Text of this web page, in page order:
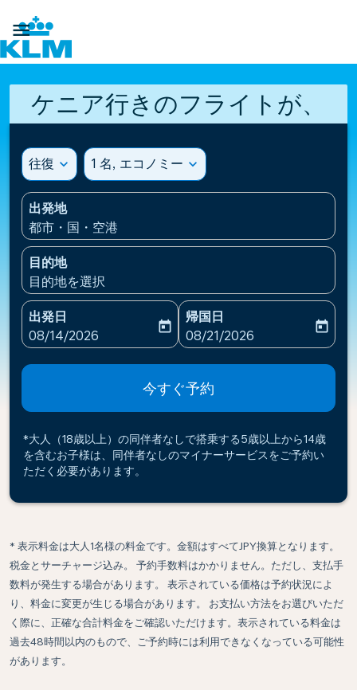

ケニア行きのフライトが、
往復 expand_more 1 名, エコノミー expand_more
出発地
都市・国・空港
目的地
目的地を選択
出発日
fc-booking-departure-date-aria-label
08/14/2026
today
帰国日
fc-booking-return-date-
08/21/2026
today
今すぐ予約
*大人（18歳以上）の同伴者なしで搭乗する5歳以上から14歳
を含むお子様は、同伴者なしのマイナーサービスをご予約い
ただく必要があります。
* 表示料金は大人1名様の料金です。金額はすべてJPY換算となります。
税金とサーチャージ込み。 予約手数料はかかりません。ただし、支払手
数料が発生する場合があります。 表示されている価格は予約状況によ
り、料金に変更が生じる場合があります。 お支払い方法をお選びいただ
く際に、正確な合計料金をご確認いただけます。表示されている料金は
過去48時間以内のもので、ご予約時には利用できなくなっている可能性
があります。